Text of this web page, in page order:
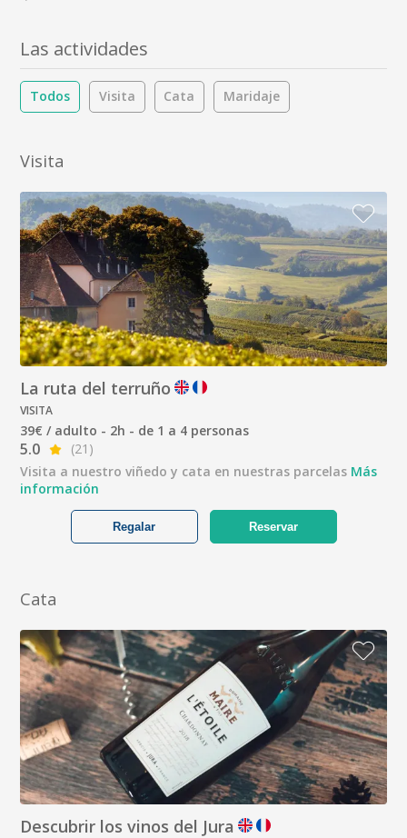
Las actividades
Todos Visita Cata Maridaje
Visita
La ruta del terruño
VISITA
39€ / adulto - 2h - de 1 a 4 personas
5.0
(21)
Visita a nuestro viñedo y cata en nuestras parcelas Más
información
Reservar
Regalar
Cata
Descubrir los vinos del Jura